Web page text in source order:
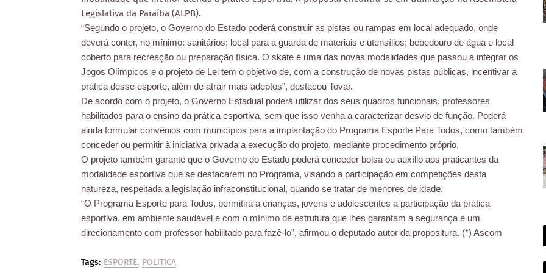
Legislativa da Paraíba (ALPB).
“Segundo o projeto, o Governo do Estado poderá construir as pistas ou rampas em local adequado, onde
deverá conter, no mínimo: sanitários; local para a guarda de materiais e utensílios; bebedouro de água e local
coberto para recreação ou preparação física. O skate é uma das novas modalidades que passou a integrar os
Jogos Olímpicos e o projeto de Lei tem o objetivo de, com a construção de novas pistas públicas, incentivar a
prática desse esporte, além de atrair mais adeptos”, destacou Tovar.
De acordo com o projeto, o Governo Estadual poderá utilizar dos seus quadros funcionais, professores
habilitados para o ensino da prática esportiva, sem que isso venha a caracterizar desvio de função. Poderá
ainda formular convênios com municípios para a implantação do Programa Esporte Para Todos, como também
conceder ou permitir à iniciativa privada a execução do projeto, mediante procedimento próprio.
O projeto também garante que o Governo do Estado poderá conceder bolsa ou auxílio aos praticantes da
modalidade esportiva que se destacarem no Programa, visando a participação em competições desta
natureza, respeitada a legislação infraconstitucional, quando se tratar de menores de idade.
“O Programa Esporte para Todos, permitirá a crianças, jovens e adolescentes a participação da prática
esportiva, em ambiente saudável e com o mínimo de estrutura que lhes garantam a segurança e um
direcionamento com professor habilitado para fazê-lo”, afirmou o deputado autor da propositura. (*) Ascom
Tags: ESPORTE POLITICA